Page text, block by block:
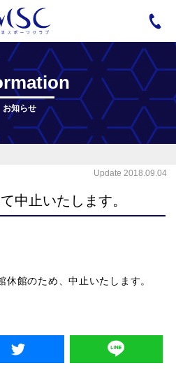
お知らせ
中止いたします。
Update 2018.09.04
館のため、中止いたします。